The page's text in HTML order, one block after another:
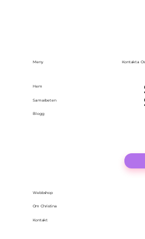
Meny
Hem
Samarbeten
Blogg
Webbshop
Om Christina
Kontakt
Kontakta